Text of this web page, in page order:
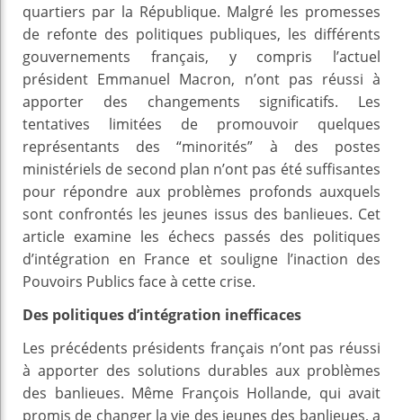
quartiers par la République. Malgré les promesses
de refonte des politiques publiques, les différents
gouvernements français, y compris l’actuel
président Emmanuel Macron, n’ont pas réussi à
apporter des changements significatifs. Les
tentatives limitées de promouvoir quelques
représentants des “minorités” à des postes
ministériels de second plan n’ont pas été suffisantes
pour répondre aux problèmes profonds auxquels
sont confrontés les jeunes issus des banlieues. Cet
article examine les échecs passés des politiques
d’intégration en France et souligne l’inaction des
Pouvoirs Publics face à cette crise.
Des politiques d’intégration inefficaces
Les précédents présidents français n’ont pas réussi
à apporter des solutions durables aux problèmes
des banlieues. Même François Hollande, qui avait
promis de changer la vie des jeunes des banlieues, a